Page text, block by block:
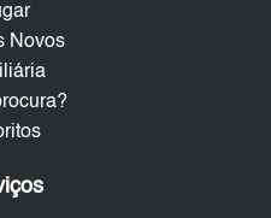
Novos